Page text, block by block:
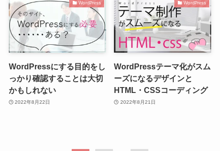
WordPress
WordPressにする目的をし
っかり確認することは大切
かもしれない
2022年8月22日
WordPress
WordPressテーマ化がスム
ーズになるデザインと
HTML・CSSコーディング
2022年8月21日